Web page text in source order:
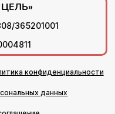
365201001
конфиденциальности
данных